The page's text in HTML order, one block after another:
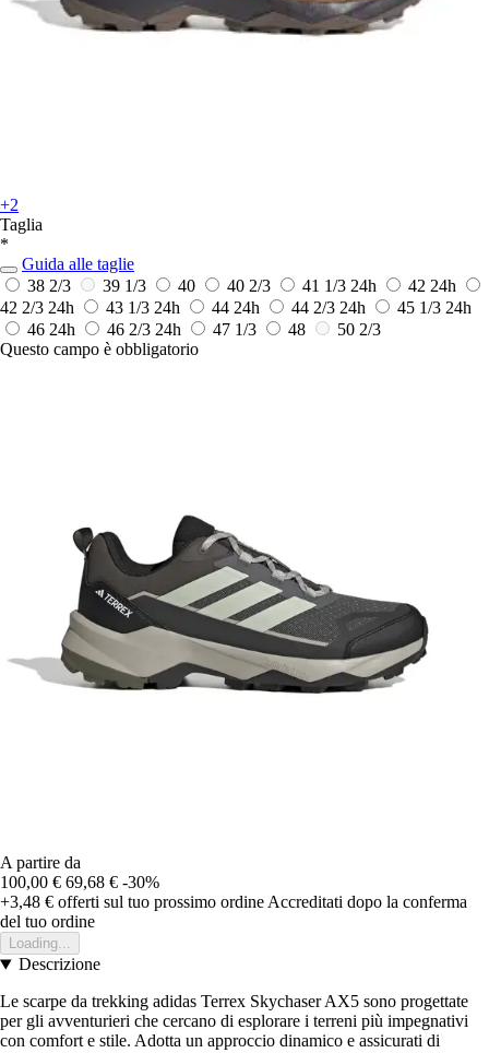
+2
Taglia
*
Guida alle taglie
38 2/3
39 1/3 40 40 2/3 41 1/3 24h 42 24h
42 2/3 24h 43 1/3 24h 44 24h 44 2/3 24h 45 1/3 24h
46 24h 46 2/3 24h 47 1/3 48
50 2/3
Questo campo è obbligatorio
A partire da
100,00 € 69,68 € -30%
+3,48 € offerti sul tuo prossimo ordineAccreditati dopo la conferma
del tuo ordine
Loading...
Descrizione
Le scarpe da trekking adidas Terrex Skychaser AX5 sono progettate
per gli avventurieri che cercano di esplorare i terreni più impegnativi
con comfort e stile. Adotta un approccio dinamico e assicurati di